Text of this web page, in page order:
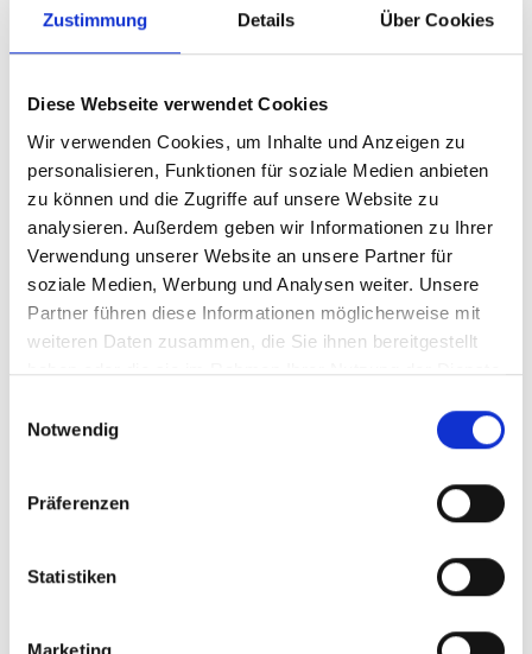
Zustimmung Details Über Cookies
Diese Webseite verwendet Cookies
Wir verwenden Cookies, um Inhalte und Anzeigen zu
personalisieren, Funktionen für soziale Medien anbieten
zu können und die Zugriffe auf unsere Website zu
analysieren. Außerdem geben wir Informationen zu Ihrer
Verwendung unserer Website an unsere Partner für
soziale Medien, Werbung und Analysen weiter. Unsere
Partner führen diese Informationen möglicherweise mit
weiteren Daten zusammen, die Sie ihnen bereitgestellt
haben oder die sie im Rahmen Ihrer Nutzung der Dienste
Notwendig
Präferenzen
Statistiken
200 m²
WOHNFLÄCHE
6
ZIMMER
Schwarzenbruck Puschendorf Nürnberg
Zirndorf
Burgthann
München / Trudering
Dachau
Garching Gilching Putzbrunn
Erlangen
Oberding
Cadolzburg Krailling Haar
Höhenkirchen-Siegertsbrunn
Illesheim Germering
Taufkirchen
Einfamilienhäuser
Einfamilienhaus
Wohnungen